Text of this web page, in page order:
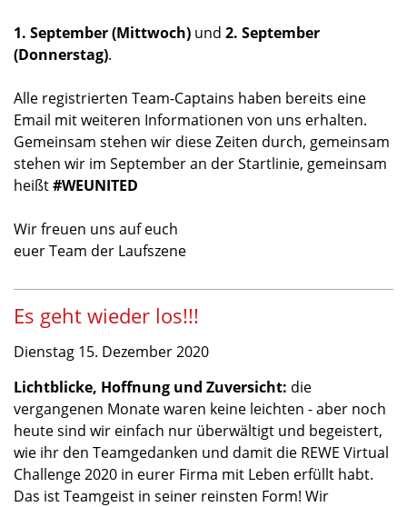
1. September (Mittwoch) und 2. September
(Donnerstag).
Alle registrierten Team-Captains haben bereits eine
Email mit weiteren Informationen von uns erhalten.
Gemeinsam stehen wir diese Zeiten durch, gemeinsam
stehen wir im September an der Startlinie, gemeinsam
heißt#WEUNITED
Wir freuen uns auf euch
euer Team der Laufszene
Es geht wieder los!!!
Dienstag 15. Dezember 2020
Lichtblicke, Hoffnung und Zuversicht: die
vergangenen Monate waren keine leichten - aber noch
heute sind wir einfach nur überwältigt und begeistert,
wie ihr den Teamgedanken und damit die REWE Virtual
Challenge 2020 in eurer Firma mit Leben erfüllt habt.
Das ist Teamgeist in seiner reinsten Form! Wir